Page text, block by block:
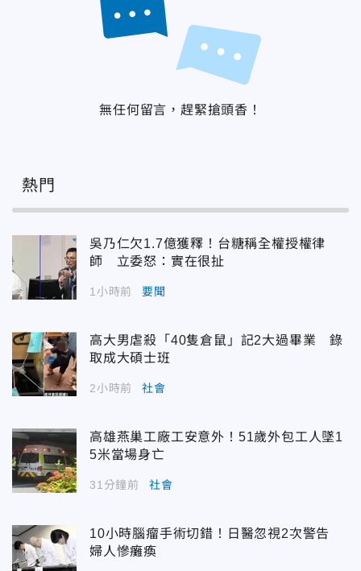
無任何留言，趕緊搶頭香！
熱門
吳乃仁欠1.7億獲釋！台糖稱全權授權律
師 立委怒：實在很扯
1小時前 要聞
高大男虐殺「40隻倉鼠」記2大過畢業 錄
取成大碩士班
2小時前 社會
高雄燕巢工廠工安意外！51歲外包工人墜1
5米當場身亡
31分鐘前 社會
10小時腦瘤手術切錯！日醫忽視2次警告
婦人慘癱瘓